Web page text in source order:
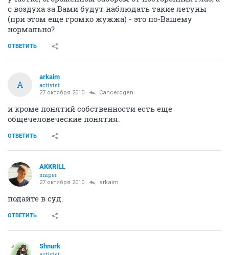
с воздуха за Вами будут наблюдать такие летуны
(при этом еще громко жужжа) - это по-Вашему
нормально?
ОТВЕТИТЬ
A
arkaim
activist
27 октября 2010 Cancerogen
и кроме понятий собственности есть еще
общечеловеческие понятия.
ОТВЕТИТЬ
AKKRILL
sniper
27 октября 2010 arkaim
подайте в суд.
ОТВЕТИТЬ
Shnurk